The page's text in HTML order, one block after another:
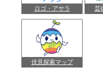
ロゴ・アサラ 芸
伏見探索マップ